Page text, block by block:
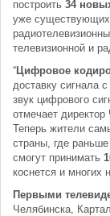
построить 34
уже
телевизионной и
“Цифровое
доставку сигнала
звук цифрового
отмечает
Теперь жители
страны, где
смогут принимать
коснется и многих
Первыми
Челябинска,